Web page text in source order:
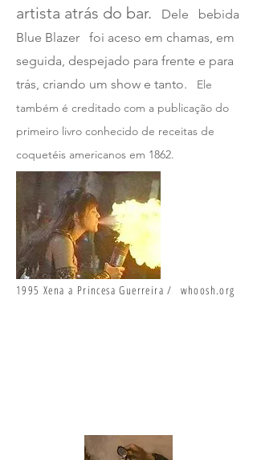
artista atrás do bar.
Dele
bebida
Blue Blazer
foi aceso em chamas, em
seguida, despejado para frente e para
trás, criando um show e tanto.
Ele
também é creditado com a publicação do
primeiro livro conhecido de receitas de
coquetéis americanos em 1862.
1995 Xena a Princesa Guerreira / whoosh.org